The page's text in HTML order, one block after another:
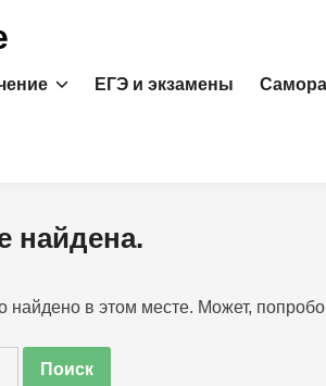
ЕГЭ и экзамены
найдена.
найдено в этом месте. Может,